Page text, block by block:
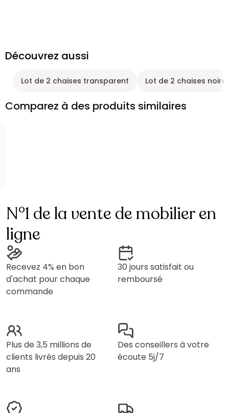
Découvrez aussi
Lot de 2 chaises transparent Lot de 2 chaises
Comparez à des produits similaires
N°1 de la vente de mobilier en
ligne
Recevez 4% en bon
d'achat pour chaque
commande
30 jours satisfait ou
remboursé
Plus de 3,5 millions de
clients livrés depuis 20
ans
Des conseillers à votre
écoute 5j/7